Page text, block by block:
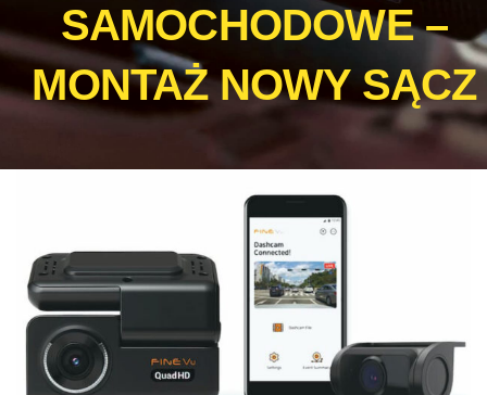
SAMOCHODOWE –
MONTAŻ NOWY SĄCZ